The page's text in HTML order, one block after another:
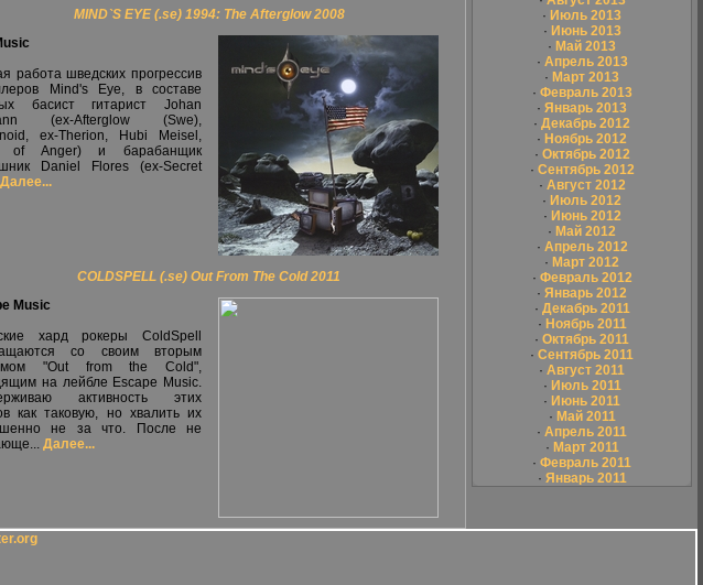
MIND`S EYE (.se) 1994: The Afterglow 2008
работа шведских прогрессив
Mind's Eye, в составе
басист гитарист Johan
(ex-Afterglow (Swe),
ex-Therion, Hubi Meisel,
of Anger) и барабанщик
Daniel Flores (ex-Secret
Далее...
COLDSPELL (.se) Out From The Cold 2011
Music
хард рокеры ColdSpell
со своим вторым
"Out from the Cold",
на лейбле Escape Music.
активность этих
как таковую, но хвалить их
не за что. После не
Далее...
· Июль 2013
· Июнь 2013
· Май 2013
· Апрель 2013
· Март 2013
· Февраль 2013
· Январь 2013
· Декабрь 2012
· Ноябрь 2012
· Октябрь 2012
· Сентябрь 2012
· Август 2012
· Июль 2012
· Июнь 2012
· Май 2012
· Апрель 2012
· Март 2012
· Февраль 2012
· Январь 2012
· Декабрь 2011
· Ноябрь 2011
· Октябрь 2011
· Сентябрь 2011
· Август 2011
· Июль 2011
· Июнь 2011
· Май 2011
· Апрель 2011
· Март 2011
· Февраль 2011
· Январь 2011